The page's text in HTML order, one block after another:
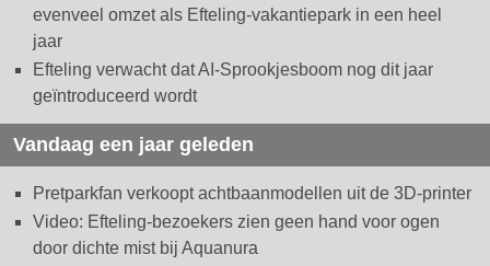
evenveel omzet als Efteling-vakantiepark in een heel
jaar
Efteling verwacht dat AI-Sprookjesboom nog dit jaar
geïntroduceerd wordt
Vandaag een jaar geleden
Pretparkfan verkoopt achtbaanmodellen uit de 3D-printer
Video: Efteling-bezoekers zien geen hand voor ogen
door dichte mist bij Aquanura